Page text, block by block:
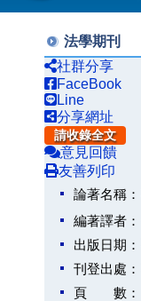
法學期刊
社群分享
FaceBook
Line
分享網址
請收錄全文
意見回饋
友善列印
論著名稱：
編著譯者：
出版日期：
刊登出處：
頁 數：